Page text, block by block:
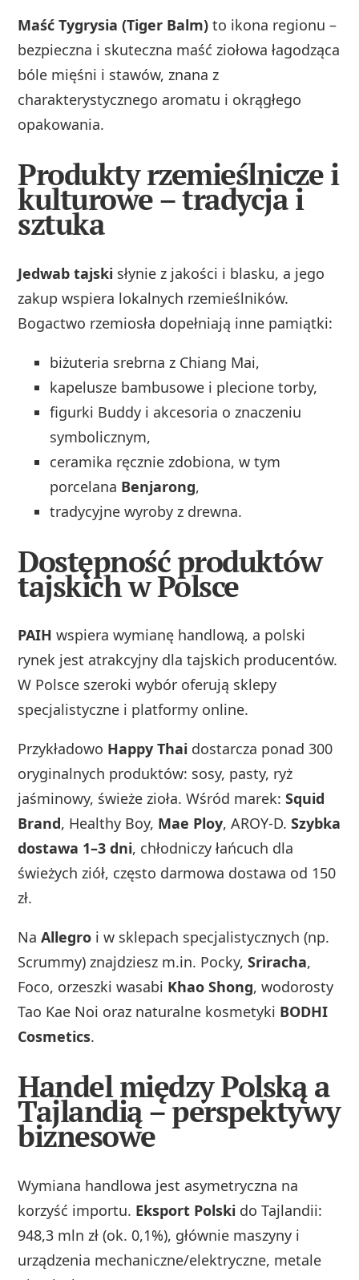
Maść Tygrysia (Tiger Balm) to ikona regionu –
bezpieczna i skuteczna maść ziołowa łagodząca
bóle mięśni i stawów, znana z
charakterystycznego aromatu i okrągłego
opakowania.
Produkty rzemieślnicze i
kulturowe – tradycja i
sztuka
Jedwab tajski słynie z jakości i blasku, a jego
zakup wspiera lokalnych rzemieślników.
Bogactwo rzemiosła dopełniają inne pamiątki:
biżuteria srebrna z Chiang Mai,
kapelusze bambusowe i plecione torby,
figurki Buddy i akcesoria o znaczeniu
symbolicznym,
ceramika ręcznie zdobiona, w tym
porcelana Benjarong,
tradycyjne wyroby z drewna.
Dostępność produktów
tajskich w Polsce
PAIH wspiera wymianę handlową, a polski
rynek jest atrakcyjny dla tajskich producentów.
W Polsce szeroki wybór oferują sklepy
specjalistyczne i platformy online.
Przykładowo Happy Thai dostarcza ponad 300
oryginalnych produktów: sosy, pasty, ryż
jaśminowy, świeże zioła. Wśród marek:Squid
Brand, Healthy Boy, Mae Ploy, AROY-D.Szybka
dostawa 1–3 dni, chłodniczy łańcuch dla
świeżych ziół, często darmowa dostawa od 150
zł.
NaAllegro i w sklepach specjalistycznych (np.
Scrummy) znajdziesz m.in. Pocky,Sriracha,
Foco, orzeszki wasabi Khao Shong, wodorosty
Tao Kae Noi oraz naturalne kosmetyki BODHI
Cosmetics.
Handel między Polską a
Tajlandią – perspektywy
biznesowe
Wymiana handlowa jest asymetryczna na
korzyść importu. Eksport Polski do Tajlandii:
948,3 mln zł (ok. 0,1%), głównie maszyny i
urządzenia mechaniczne/elektryczne, metale